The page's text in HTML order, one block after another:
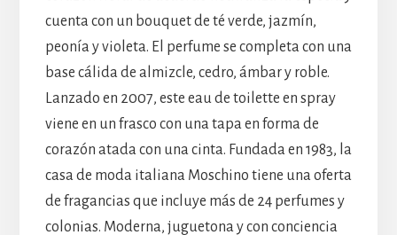
cuenta con un bouquet de té verde, jazmín,
peonía y violeta. El perfume se completa con una
base cálida de almizcle, cedro, ámbar y roble.
Lanzado en 2007, este eau de toilette en spray
viene en un frasco con una tapa en forma de
corazón atada con una cinta. Fundada en 1983, la
casa de moda italiana Moschino tiene una oferta
de fragancias que incluye más de 24 perfumes y
colonias. Moderna, juguetona y con conciencia